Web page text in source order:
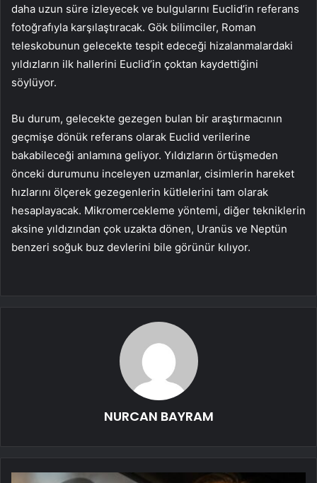
daha uzun süre izleyecek ve bulgularını Euclid’in referans
fotoğrafıyla karşılaştıracak. Gök bilimciler, Roman
teleskobunun gelecekte tespit edeceği hizalanmalardaki
yıldızların ilk hallerini Euclid’in çoktan kaydettiğini
söylüyor.
Bu durum, gelecekte gezegen bulan bir araştırmacının
geçmişe dönük referans olarak Euclid verilerine
bakabileceği anlamına geliyor. Yıldızların örtüşmeden
önceki durumunu inceleyen uzmanlar, cisimlerin hareket
hızlarını ölçerek gezegenlerin kütlelerini tam olarak
hesaplayacak. Mikromercekleme yöntemi, diğer tekniklerin
aksine yıldızından çok uzakta dönen, Uranüs ve Neptün
benzeri soğuk buz devlerini bile görünür kılıyor.
NURCAN BAYRAM